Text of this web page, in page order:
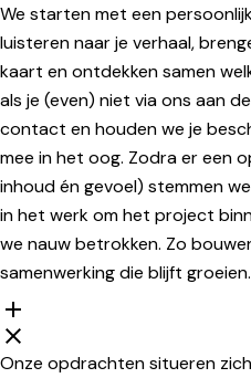
We starten met een
luisteren naar je verhaal,
kaart en ontdekken samen
als je (even) niet via ons aan
contact en houden we je
mee in het oog. Zodra er een
inhoud én gevoel) stemmen
in het werk om het project
we nauw betrokken. Zo
samenwerking die blijft groeien.
Onze opdrachten situeren